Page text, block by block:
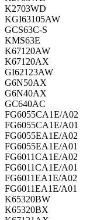
K2703WD
KGI63105AW
GCS63C-S
KMS63E
K67120AW
K67120AX
GI62123AW
G6N50AX
G6N40AX
GC640AC
FG6055CA1E/A02
FG6055CA1E/A01
FG6055EA1E/A02
FG6055EA1E/A01
FG6011CA1E/A02
FG6011CA1E/A01
FG6011EA1E/A02
FG6011EA1E/A01
K65320BW
K65320BX